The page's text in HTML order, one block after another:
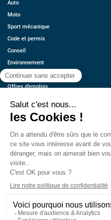
Auto
Moto
Sport mécanique
Code et permis
Conseil
Environnement
Économie
Offres d’emplois
Contact
Estimez votre voiture
Mentions légales
CGU